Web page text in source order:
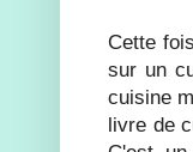
Cette
sur un
cuisine
livre de